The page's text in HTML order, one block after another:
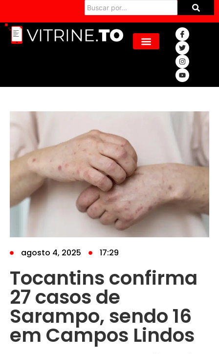
agosto 4, 2025 17:29
Tocantins confirma
27 casos de
Sarampo, sendo 16
em Campos Lindos